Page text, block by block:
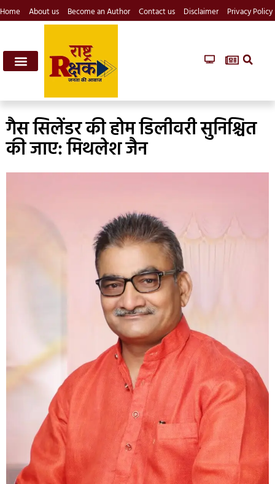
Home About us Become an Author Contact us Disclaimer Privacy Policy
गैस सिलेंडर की होम डिलीवरी सुनिश्चित
की जाए: मिथलेश जैन